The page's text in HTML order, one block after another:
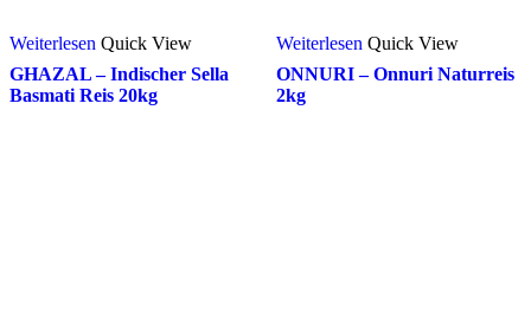
Weiterlesen Quick View
GHAZAL – Indischer Sella
Basmati Reis 20kg
Weiterlesen Quick View
ONNURI – Onnuri Naturreis
2kg